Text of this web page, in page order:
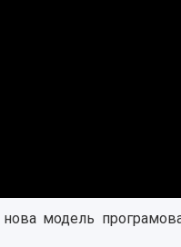
модель